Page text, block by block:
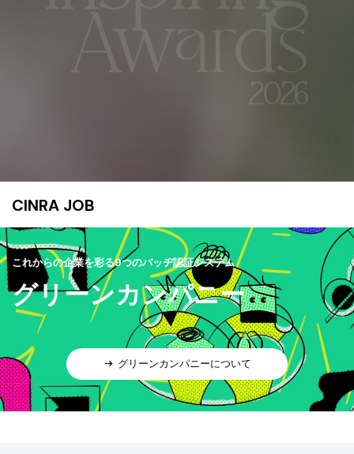
CINRA JOB
これからの企業を彩る9つのバッヂ認証システム
グリーンカンパニー
グリーンカンパニーについて